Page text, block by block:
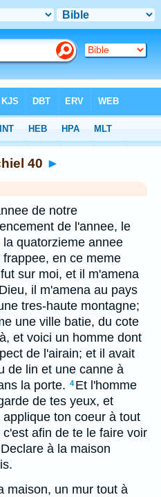
40 ►
de notre
de l'annee, le
quatorzieme annee
en ce meme
sur moi, et il m'amena
il m'amena au pays
tres-haute montagne;
une ville batie, du cote
et voici un homme dont
de l'airain; et il avait
de lin et une canne à
la porte. 4 Et l'homme
de tes yeux, et
ton coeur à tout
afin de te le faire voir
à la maison
maison, un mur tout à